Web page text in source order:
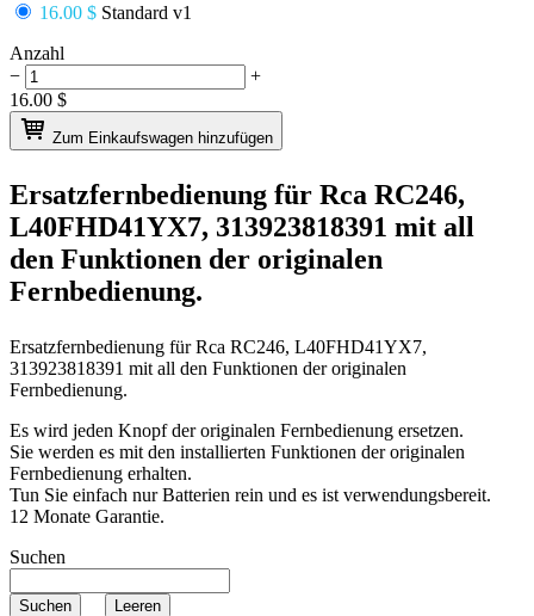
16.00 $ Standard v1
Anzahl
−
+
16.00 $
Zum Einkaufswagen hinzufügen
Ersatzfernbedienung für Rca RC246,
L40FHD41YX7, 313923818391 mit all
den Funktionen der originalen
Fernbedienung.
Ersatzfernbedienung fürRca RC246, L40FHD41YX7,
313923818391 mit all den Funktionen der originalen
Fernbedienung.
Es wird jeden Knopf der originalen Fernbedienung ersetzen.
Sie werden es mit den installierten Funktionen der originalen
Fernbedienung erhalten.
Tun Sie einfach nur Batterien rein und es ist verwendungsbereit.
12 Monate Garantie.
Suchen